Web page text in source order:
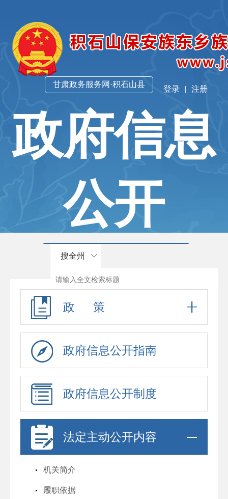
登录 | 注册
甘肃政务服务网·积石山县
政府信息
公开
搜全州
政 策
政府信息公开指南
政府信息公开制度
法定主动公开内容
机关简介
履职依据